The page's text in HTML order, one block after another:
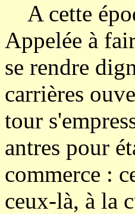
A cette
Appelée à
se rendre
carrières
tour
antres pour
commerce :
ceux-là, à la